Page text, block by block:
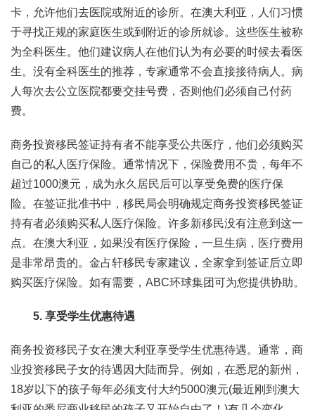
卡，允许他们去医院或附近的诊所。在澳大利亚，人们习惯
于寻找正规的家庭医生或到附近的诊所就诊。这些医生被称
为全科医生。他们建议病人在他们认为有必要的时候去看医
生。没有全科医生的推荐，专家通常不会直接接待病人。病
人每次去公立医院都要交挂号费，否则他们必须自己付药
费。
商务投资移民签证持有者不能享受公共医疗，他们必须购买
自己的私人医疗保险。通常情况下，保险费用不贵，每年不
超过1000澳元，成为永久居民后可以享受免费的医疗保
险。在签证批准书中，移民局会明确规定商务投资移民签证
持有者必须购买私人医疗保险。许多新移民没有注意到这一
点。在澳大利亚，如果没有医疗保险，一旦生病，医疗费用
是非常昂贵的。金占轩移民专家建议，全家拿到签证后立即
购买医疗保险。如有需要，ABC环球集团可为您提供协助。
5. 享受学生优惠待遇
商务投资移民子女在澳大利亚享受学生优惠待遇。通常，商
业投资移民子女的待遇因大陆而异。例如，在悉尼的新州，
18岁以下的孩子每年必须支付大约5000澳元(最近刚到澳大